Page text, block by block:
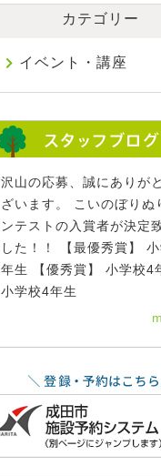
カテゴリー
イベント・講座
沢山の応募、誠にありが
ざいます。 こいのぼりぬ
ンテストの入賞者が決定
した！！ 【最優秀賞】
年生 【優秀賞】 小学校4
小学校4年生